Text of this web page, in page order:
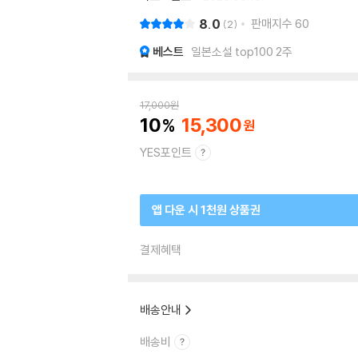
8.0 2 판매지수 60
베스트 일본소설 top100 2주
17,000원
10 15,300
YES포인트
앱 다운 시 1천원 상품권
결제혜택
배송안내
배송비